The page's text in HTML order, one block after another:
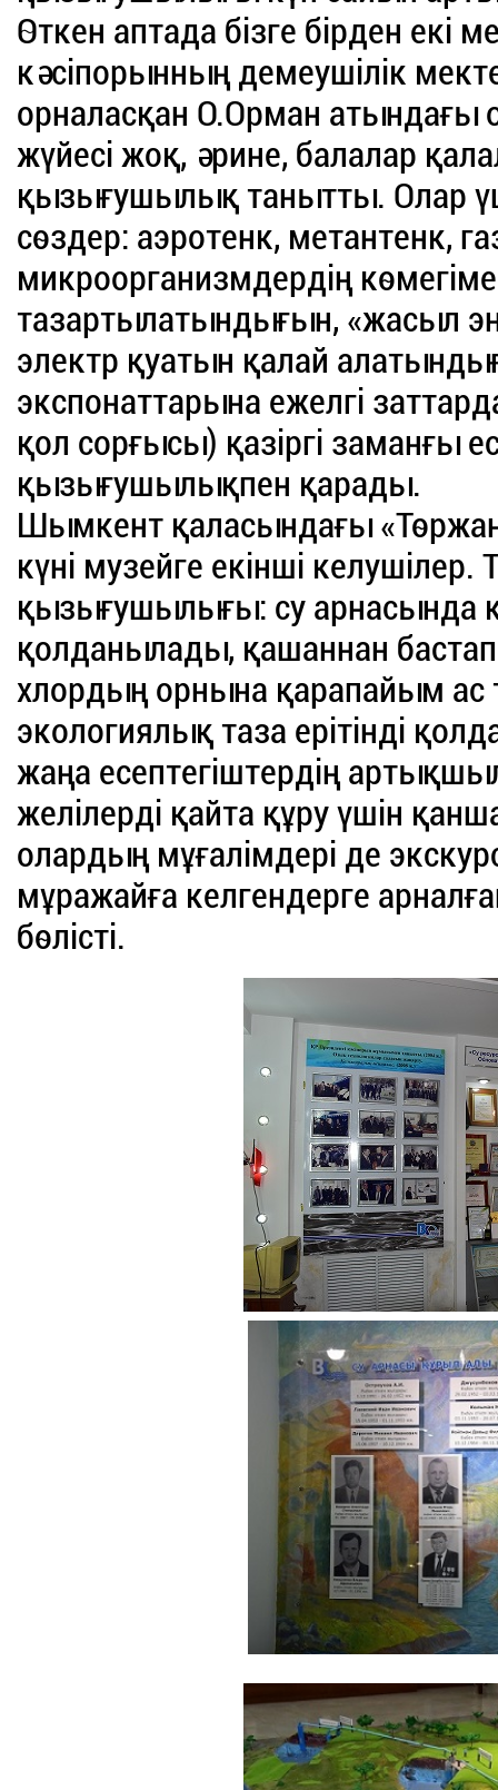
Өткен аптада бізге бірден екі
кәсіпорынның демеушілік
орналасқан О.Орман атындағы
жүйесі жоқ, әрине, балалар
қызығушылық танытты. Олар
сөздер: аэротенк, метантенк,
микроорганизмдердің
тазартылатындығын, «жасыл
электр қуатын қалай
экспонаттарына ежелгі
қол сорғысы) қазіргі заманғы
қызығушылықпен қарады.
Шымкент қаласындағы
күні музейге екінші
қызығушылығы: су арнасында
қолданылады, қашаннан
хлордың орнына қарапайым
экологиялық таза ерітінді
жаңа есептегіштердің
желілерді қайта құру үшін
олардың мұғалімдері де
мұражайға келгендерге
бөлісті.